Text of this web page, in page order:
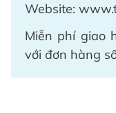
Website:
Miễn phí giao
với đơn hàng